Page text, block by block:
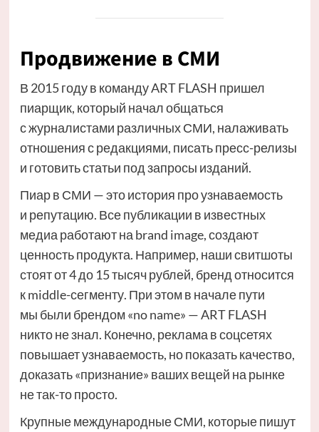
Продвижение в СМИ
В 2015 году в команду ART FLASH пришел
пиарщик, который начал общаться
с журналистами различных СМИ, налаживать
отношения с редакциями, писать пресс-релизы
и готовить статьи под запросы изданий.
Пиар в СМИ — это история про узнаваемость
и репутацию. Все публикации в известных
медиа работают на brand image, создают
ценность продукта. Например, наши свитшоты
стоят от 4 до 15 тысяч рублей, бренд относится
к middle-сегменту. При этом в начале пути
мы были брендом «no name» — ART FLASH
никто не знал. Конечно, реклама в соцсетях
повышает узнаваемость, но показать качество,
доказать «признание» ваших вещей на рынке
не так-то просто.
Крупные международные СМИ, которые пишут